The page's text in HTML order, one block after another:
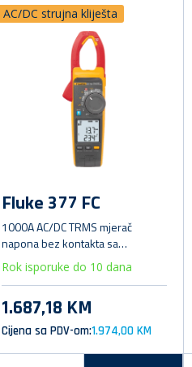
AC/DC strujna kliješta
Fluke 377 FC
1000A AC/DC TRMS mjerač
napona bez kontakta sa
FlukeConnect-om i iFlex 2500A AC
Rok isporuke do 10 dana
1.687,18 KM
Cijena sa PDV-om:1.974,00 KM